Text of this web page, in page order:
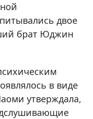
двое
брат Юджин
в виде
утверждала,